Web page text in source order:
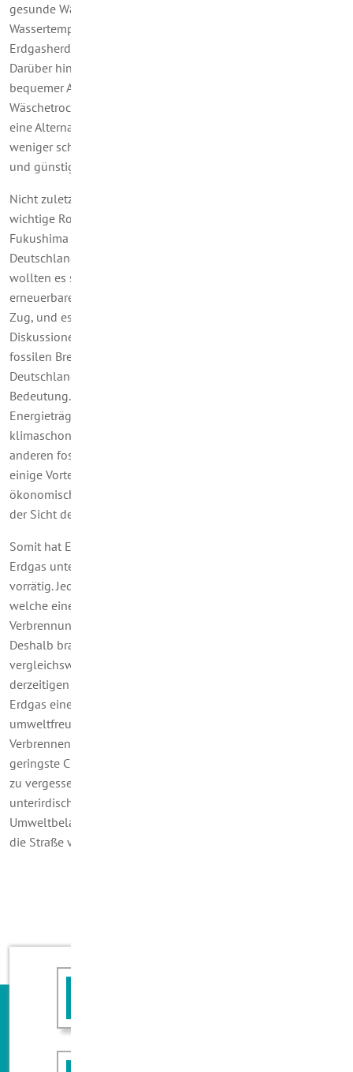
gesunde Wärme in der Wohnung und eine konstante
Wassertemperatur. Köche schätzen Erdgas, weil mit einem
Erdgasherd die Gartemperatur ganz präzise kontrollierbar ist.
Darüber hinaus gibt es noch eine ganze Reihe anderer
bequemer Anwendungen von Erdgas – beispielsweise in
Wäschetrocknern. Und nach wie vor ist Erdgas als Treibstoff
eine Alternative zu Benzin und Diesel, weil es die Umwelt
weniger schädigt und wegen seines hohen Wirkungsgrades
und günstiger Preise energieeffizient und kostengünstig ist.
Nicht zuletzt spielt Erdgas bei der Energiewende eine
wichtige Rolle. Nach dem Atomunfall im japanischen
Fukushima wurde bekanntlich die Energiewende in
Deutschland eingeleitet. Die Bevölkerung und die Politik
wollten es so. Seitdem wird immer mehr Strom aus
erneuerbaren Energie gewonnen. Das geht aber nur Zug um
Zug, und es gibt in diesem Zusammenhang immer wieder
Diskussionen aus verschiedenen Gründen. Dennoch haben die
fossilen Brennstoffe Kohle, Öl und Erdgas sowohl in
Deutschland als auch weltweit immer noch eine sehr große
Bedeutung. Und von diesen gilt Erdgas als der wichtigste
Energieträger beim Übergang zu immer umwelt- und
klimaschonender Energiegewinnung. Denn gegenüber
anderen fossilen Energieträgern hat Erdgas nachweislich
einige Vorteile. Und das gilt nicht nur in weltweiter
ökonomischer und ökologischer Hinsicht, sondern auch aus
der Sicht des Privatverbrauchers.
Somit hat Erdgas gute Perspektiven. Als fossile Energie, ist
Erdgas unter der Erdoberfläche und unterm Meeresgrund
vorrätig. Jedes Jahr werden neue Erdgasvorkommen entdeckt,
welche eine langfristige Versorgung garantieren. Die
Verbrennung von Erdgas produziert weder Staub noch Ruß.
Deshalb braucht die Erdgasheizungsanlage auch
vergleichsweise wenig Wartung. Und – wie gesagt - bei den
derzeitigen Bemühungen um den Klimaschutz kommt dem
Erdgas eine besondere Rolle zu. Denn es ist
umweltfreundlicher als andere fossile Energiequellen. Beim
Verbrennen von Erdgas entsteht im Vergleich mit anderen der
geringste CO2-Ausstoß. Und es gibt keine Rußpartikel. Nicht
zu vergessen: Da der Transport von Erdgas durch ein
unterirdisches Netz erfolgt, wird eine weitere
Umweltbelastung durch den Transport des Brennstoffes über
die Straße vermieden.